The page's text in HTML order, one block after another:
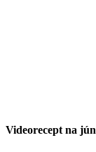
Videorecept na jún